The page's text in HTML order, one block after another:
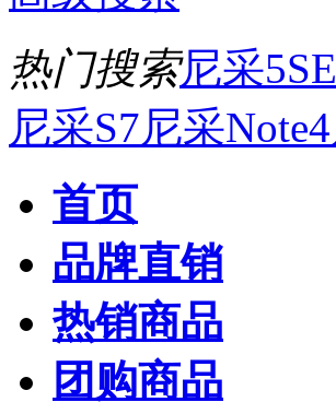
热门搜索尼采5SE
尼采S7尼采Note4
首页
品牌直销
热销商品
团购商品